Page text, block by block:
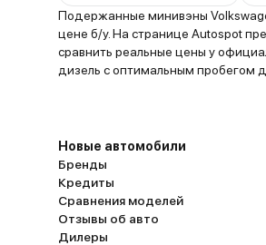
Подержанные минивэны
цене б/у. На странице Autospot
сравнить реальные цены у
дизель с оптимальным пробегом
Новые автомобили
Бренды
Кредиты
Сравнения моделей
Отзывы об авто
Дилеры